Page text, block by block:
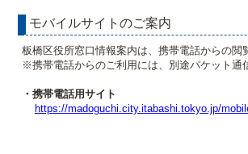
モバイルサイトのご案内
板橋区役所窓口情報案内は、携帯電話からの閲
※携帯電話からのご利用には、別途パケット通
・携帯電話用サイト
https://madoguchi.city.itabashi.tokyo.jp/